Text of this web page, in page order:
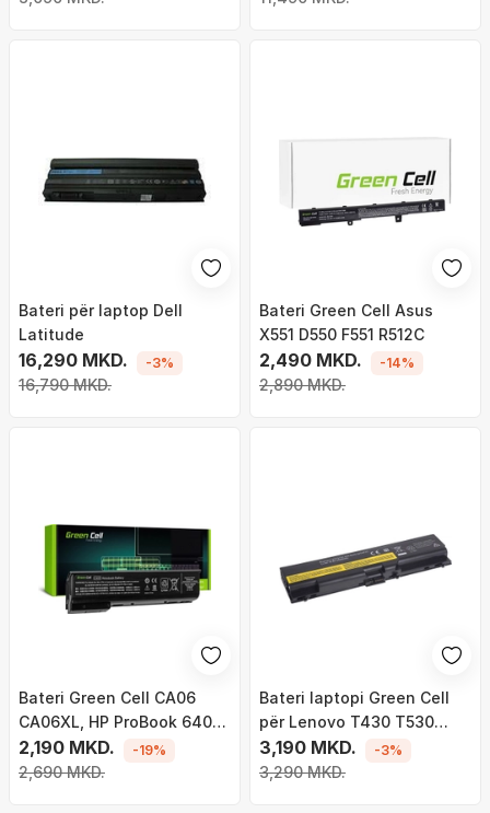
Bateri për laptop Dell
Latitude
16,290 MKD.
16,790 MKD.
-3%
Bateri Green Cell Asus
X551 D550 F551 R512C
2,490 MKD.
2,890 MKD.
-14%
Bateri Green Cell CA06
CA06XL, HP ProBook 640
645 650 655 G1 (HP100)
2,190 MKD.
2,690 MKD.
-19%
Bateri laptopi Green Cell
për Lenovo T430 T530
W530
3,190 MKD.
3,290 MKD.
-3%